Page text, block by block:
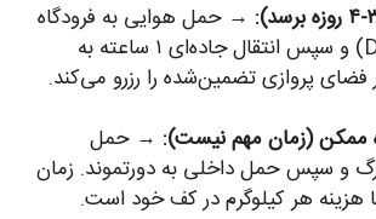
→ حمل هوایی به فرودگاه
دوسلدورف (DUS) و سپس انتقال جاده‌ای ۱ ساعته به
فضای پروازی تضمین‌شده را رزرو می‌کند.
ممکن (زمان مهم نیست): → حمل
و سپس حمل داخلی به دورتموند. زمان